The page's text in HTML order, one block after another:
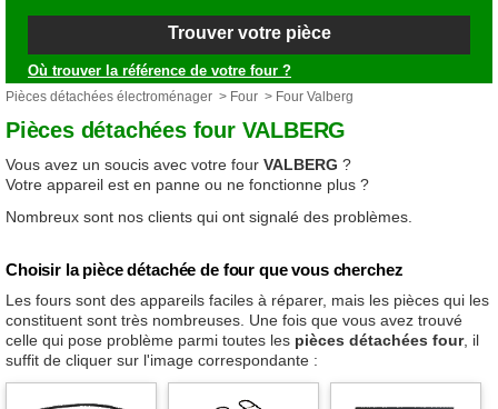
Trouver votre pièce
Où trouver la référence de votre four ?
Pièces détachées électroménager > Four > Four Valberg
Pièces détachées four VALBERG
Vous avez un soucis avec votre four VALBERG ?
Votre appareil est en panne ou ne fonctionne plus ?
Nombreux sont nos clients qui ont signalé des problèmes.
Choisir la pièce détachée de four que vous cherchez
Les fours sont des appareils faciles à réparer, mais les pièces qui les
constituent sont très nombreuses. Une fois que vous avez trouvé
celle qui pose problème parmi toutes les pièces détachées four, il
suffit de cliquer sur l'image correspondante :